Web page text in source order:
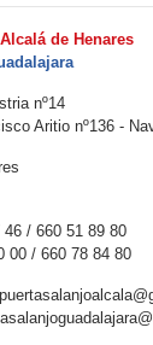
de
en
de
Aritio nº136 -
57 46 / 660
40 00 / 660 78